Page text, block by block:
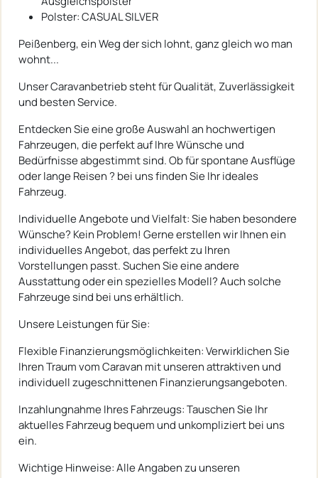
Polster: CASUAL SILVER
Peißenberg, ein Weg der sich lohnt, ganz gleich wo man
wohnt...
Unser Caravanbetrieb steht für Qualität, Zuverlässigkeit
und besten Service.
Entdecken Sie eine große Auswahl an hochwertigen
Fahrzeugen, die perfekt auf Ihre Wünsche und
Bedürfnisse abgestimmt sind. Ob für spontane Ausflüge
oder lange Reisen ? bei uns finden Sie Ihr ideales
Fahrzeug.
Individuelle Angebote und Vielfalt: Sie haben besondere
Wünsche? Kein Problem! Gerne erstellen wir Ihnen ein
individuelles Angebot, das perfekt zu Ihren
Vorstellungen passt. Suchen Sie eine andere
Ausstattung oder ein spezielles Modell? Auch solche
Fahrzeuge sind bei uns erhältlich.
Unsere Leistungen für Sie:
Flexible Finanzierungsmöglichkeiten: Verwirklichen Sie
Ihren Traum vom Caravan mit unseren attraktiven und
individuell zugeschnittenen Finanzierungsangeboten.
Inzahlungnahme Ihres Fahrzeugs: Tauschen Sie Ihr
aktuelles Fahrzeug bequem und unkompliziert bei uns
ein.
Wichtige Hinweise: Alle Angaben zu unseren